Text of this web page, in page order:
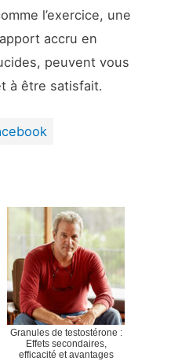
l’exercice, une
accru en
peuvent vous
à être satisfait.
Granules de testostérone :
Effets secondaires,
efficacité et avantages